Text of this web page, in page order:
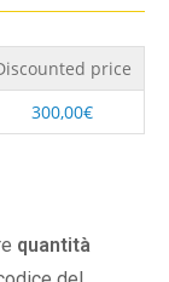
price
300,00€
quantità